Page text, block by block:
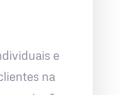
e
na